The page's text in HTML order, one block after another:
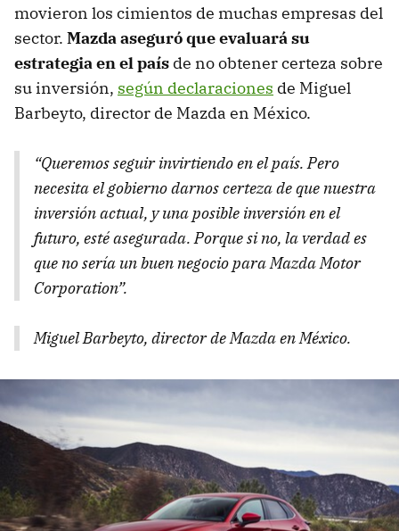
movieron los cimientos de muchas empresas del
sector. Mazda aseguró que evaluará su
estrategia en el país de no obtener certeza sobre
su inversión, según declaraciones de Miguel
Barbeyto, director de Mazda en México.
“Queremos seguir invirtiendo en el país. Pero
necesita el gobierno darnos certeza de que nuestra
inversión actual, y una posible inversión en el
futuro, esté asegurada. Porque si no, la verdad es
que no sería un buen negocio para Mazda Motor
Corporation”.
Miguel Barbeyto, director de Mazda en México.